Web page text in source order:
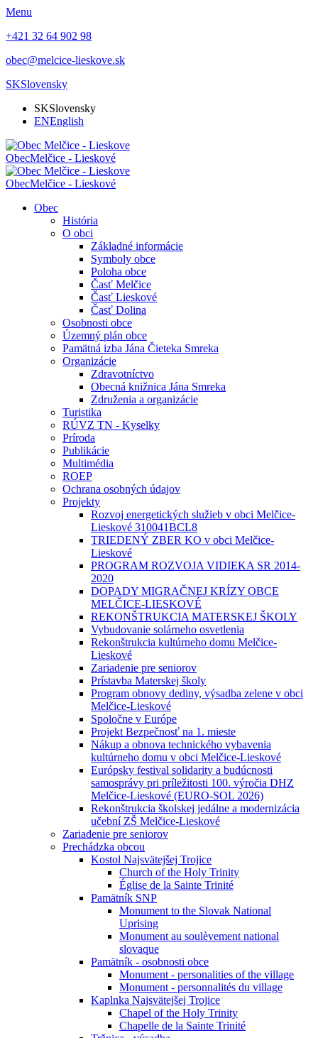
Menu
+421 32 64 902 98
obec@melcice-lieskove.sk
SKSlovensky
SKSlovensky
ENEnglish
ObecMelčice - Lieskové
ObecMelčice - Lieskové
Obec
História
O obci
Základné informácie
Symboly obce
Poloha obce
Časť Melčice
Časť Lieskové
Časť Dolina
Osobnosti obce
Územný plán obce
Pamätná izba Jána Čieteka Smreka
Organizácie
Zdravotníctvo
Obecná knižnica Jána Smreka
Združenia a organizácie
Turistika
RÚVZ TN - Kyselky
Príroda
Publikácie
Multimédia
ROEP
Ochrana osobných údajov
Projekty
Rozvoj energetických služieb v obci Melčice-
Lieskové 310041BCL8
TRIEDENÝ ZBER KO v obci Melčice-
Lieskové
PROGRAM ROZVOJA VIDIEKA SR 2014-
2020
DOPADY MIGRAČNEJ KRÍZY OBCE
MELČICE-LIESKOVÉ
REKONŠTRUKCIA MATERSKEJ ŠKOLY
Vybudovanie solárneho osvetlenia
Rekonštrukcia kultúrneho domu Melčice-
Lieskové
Zariadenie pre seniorov
Prístavba Materskej školy
Program obnovy dediny, výsadba zelene v obci
Melčice-Lieskové
Spoločne v Európe
Projekt Bezpečnosť na 1. mieste
Nákup a obnova technického vybavenia
kultúrneho domu v obci Melčice-Lieskové
Európsky festival solidarity a budúcnosti
samosprávy pri príležitosti 100. výročia DHZ
Melčice-Lieskové (EURO-SOL 2026)
Rekonštrukcia školskej jedálne a modernizácia
učební ZŠ Melčice-Lieskové
Zariadenie pre seniorov
Prechádzka obcou
Kostol Najsvätejšej Trojice
Church of the Holy Trinity
Église de la Sainte Trinité
Pamätník SNP
Monument to the Slovak National
Uprising
Monument au soulèvement national
slovaque
Pamätník - osobnosti obce
Monument - personalities of the village
Monument - personnalités du village
Kaplnka Najsvätejšej Trojice
Chapel of the Holy Trinity
Chapelle de la Sainte Trinité